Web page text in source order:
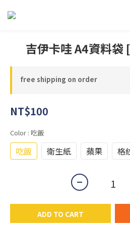
吉伊卡哇 A4資料袋
free shipping on order
NT$100
Color : 吃飯
吃飯 衛生紙 蘋果 格
ADD TO CART